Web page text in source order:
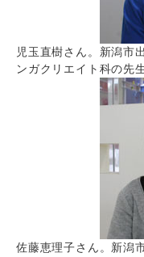
児玉直樹さん。新潟市
ンガクリエイト科の先
佐藤恵理子さん。新潟